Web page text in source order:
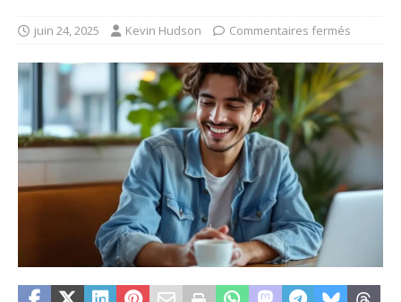
juin 24, 2025 Kevin Hudson Commentaires fermés